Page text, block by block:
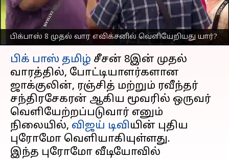
பிக்பாஸ் 8 முதல் வார எவிக்சனில் வெளியேறியது யார்?
எழுதியவர் Sekar Chinnappan Oct 13, 2024 04:35 pm
செய்தி முன்னோட்டம்
பிக் பாஸ் தமிழ் சீசன் 8இன் முதல்
வாரத்தில், போட்டியாளர்களான
ஜாக்குலின், ரஞ்சித் மற்றும் ரவீந்தர்
சந்திரசேகரன் ஆகிய மூவரில் ஒருவர்
வெளியேற்றப்படுவார் எனும்
நிலையில், விஜய் டிவியின் புதிய
புரோமோ வெளியாகியுள்ளது.
இந்த புரோமோ வீடியோவில்